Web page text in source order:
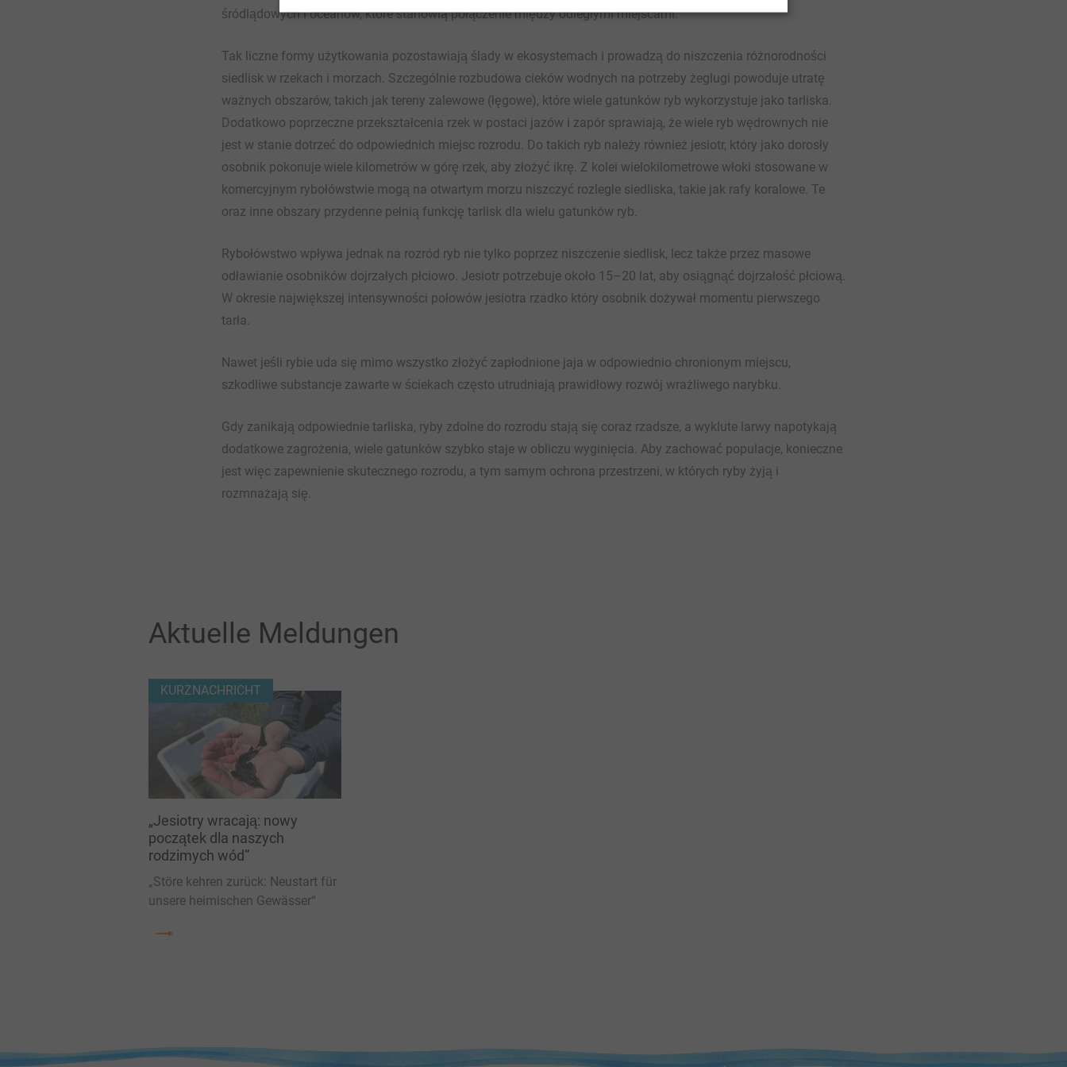
śródlądowych i oceanów, które stanowią połączenie między odległymi miejscami.
Tak liczne formy użytkowania pozostawiają ślady w ekosystemach i prowadzą do niszczenia różnorodności
siedlisk w rzekach i morzach. Szczególnie rozbudowa cieków wodnych na potrzeby żeglugi powoduje utratę
ważnych obszarów, takich jak tereny zalewowe (łęgowe), które wiele gatunków ryb wykorzystuje jako tarliska.
Dodatkowo poprzeczne przekształcenia rzek w postaci jazów i zapór sprawiają, że wiele ryb wędrownych nie
jest w stanie dotrzeć do odpowiednich miejsc rozrodu. Do takich ryb należy również jesiotr, który jako dorosły
osobnik pokonuje wiele kilometrów w górę rzek, aby złożyć ikrę. Z kolei wielokilometrowe włoki stosowane w
komercyjnym rybołówstwie mogą na otwartym morzu niszczyć rozległe siedliska, takie jak rafy koralowe. Te
oraz inne obszary przydenne pełnią funkcję tarlisk dla wielu gatunków ryb.
Rybołówstwo wpływa jednak na rozród ryb nie tylko poprzez niszczenie siedlisk, lecz także przez masowe
odławianie osobników dojrzałych płciowo. Jesiotr potrzebuje około 15–20 lat, aby osiągnąć dojrzałość płciową.
W okresie największej intensywności połowów jesiotra rzadko który osobnik dożywał momentu pierwszego
tarła.
Nawet jeśli rybie uda się mimo wszystko złożyć zapłodnione jaja w odpowiednio chronionym miejscu,
szkodliwe substancje zawarte w ściekach często utrudniają prawidłowy rozwój wrażliwego narybku.
Gdy zanikają odpowiednie tarliska, ryby zdolne do rozrodu stają się coraz rzadsze, a wyklute larwy napotykają
dodatkowe zagrożenia, wiele gatunków szybko staje w obliczu wyginięcia. Aby zachować populacje, konieczne
jest więc zapewnienie skutecznego rozrodu, a tym samym ochrona przestrzeni, w których ryby żyją i
rozmnażają się.
Aktuelle Meldungen
KURZNACHRICHT
„Jesiotry wracają: nowy
początek dla naszych
rodzimych wód”
„Störe kehren zurück: Neustart für
unsere heimischen Gewässer“